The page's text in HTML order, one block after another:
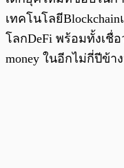
เทคโนโลยี
โลกDeFi พร้อมทั้งเชื่
money ในอีกไม่กี่ปีข้า